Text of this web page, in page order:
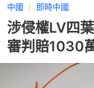
中國 即時中國
涉侵權LV四
審判賠1030